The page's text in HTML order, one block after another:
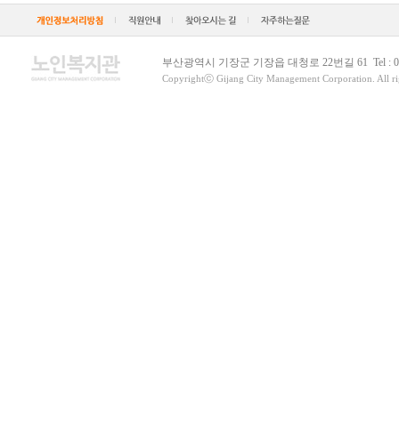
부산광역시 기장군 기장읍 대청로 22번길 61 Tel :
Copyrightⓒ Gijang City Management Corporation. All